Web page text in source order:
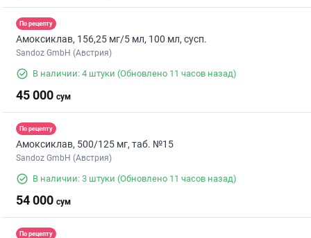
По рецепту
Амоксиклав, 156,25 мг/5 мл, 100 мл, сусп.
Sandoz GmbH (Австрия)
В наличии: 4 штуки (Обновлено 11 часов назад)
45 000 сум
По рецепту
Амоксиклав, 500/125 мг, таб. №15
Sandoz GmbH (Австрия)
В наличии: 3 штуки (Обновлено 11 часов назад)
54 000 сум
По рецепту